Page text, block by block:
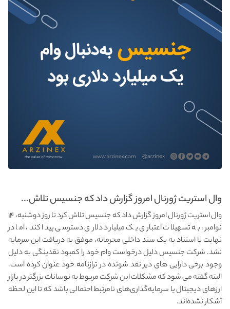
وال استریت ژورنال امروز گزارش داد که جنسیس تلاش...
وال استریت ژورنال امروز گزارش داد که جنسیس تلاش کرد تا روز دوشنبه، ۱۴
نوامبر، به تسهیلات اعتباری یک میلیارد دلاری دسترسی پیدا کند، اما در
نهایت با استناد به یک سند داخلی محرمانه، موفق به دریافت این سرمایه
نشد. شرکت جنسیس دلیل درخواست وام خود را کمبود نقدینگی به دلیل
وجود برخی دارایی‌ های دیر نقد شونده در ترازنامه خود عنوان کرده است.
البته گفته می شود که مشکلات این شرکت مربوط به نوسانات بزرگتر در بازار
ارزهای دیجیتال یا سرمایه‌گذاری‌های نامرتبط احتمالی باشد که تا این لحظه
‌آشکار نشده‌اند.